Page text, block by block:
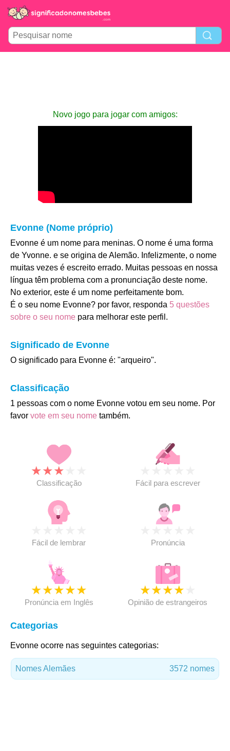
Novo jogo para jogar com amigos:
Evonne (Nome próprio)
Evonne é um nome para meninas. O nome é uma forma
de Yvonne. e se origina de Alemão. Infelizmente, o nome
muitas vezes é escreito errado. Muitas pessoas en nossa
língua têm problema com a pronunciação deste nome.
No exterior, este é um nome perfeitamente bom.
É o seu nome Evonne? por favor, responda 5 questões
sobre o seu nome para melhorar este perfil.
Significado de Evonne
O significado para Evonne é: "arqueiro".
Classificação
1 pessoas com o nome Evonne votou em seu nome. Por
favor vote em seu nome também.
★★★
Classificação Fácil para escrever
Fácil de lembrar Pronúncia
★★★★★
Pronúncia em Inglês
★★★★
Opinião de estrangeiros
Categorias
Evonne ocorre nas seguintes categorias:
Nomes Alemães 3572 nomes